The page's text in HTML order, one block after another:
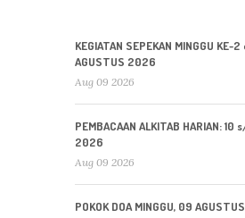
KEGIATAN SEPEKAN MINGGU KE-
AGUSTUS 2026
Aug 09 2026
PEMBACAAN ALKITAB HARIAN: 10
2026
Aug 09 2026
POKOK DOA MINGGU, 09